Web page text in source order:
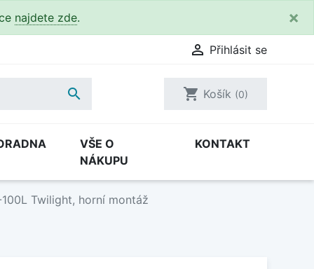
najdete zde. ×
 Přihlásit se
 shopping_cart Košík (0)
VŠE O
NÁKUPU
KONTAKT
Twilight, horní montáž